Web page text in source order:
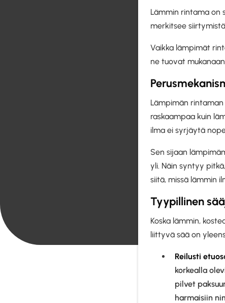
Lämmin rintama on
merkitsee
Vaikka lämpimät
ne tuovat
Lämpimän
raskaampaa kuin
ilma ei syrjäytä
Sen sijaan
yli. Näin syntyy
siitä, missä lämmin
Tyypillinen
Koska lämmin,
liittyvä sää on
Reilusti
korkealla
pilvet
harmaisiin